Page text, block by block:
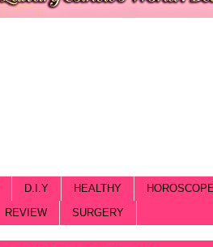
D.I.Y HEALTHY
REVIEW SURGERY